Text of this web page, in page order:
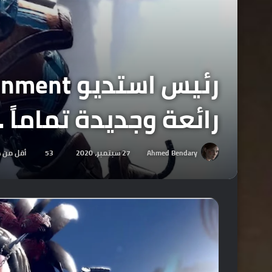
رائعة وجديدة تماماً
Ahmed Bendary 27 سبتمبر، 2020 53 أقل من